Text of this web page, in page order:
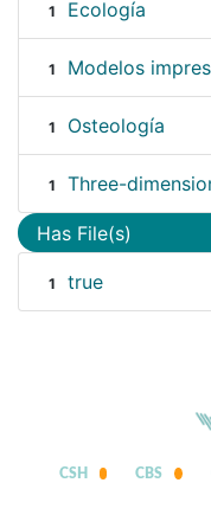
1 Ecología
1 Modelos
1 Osteología
1 Three-
Has File(s)
1 true
CSH CBS